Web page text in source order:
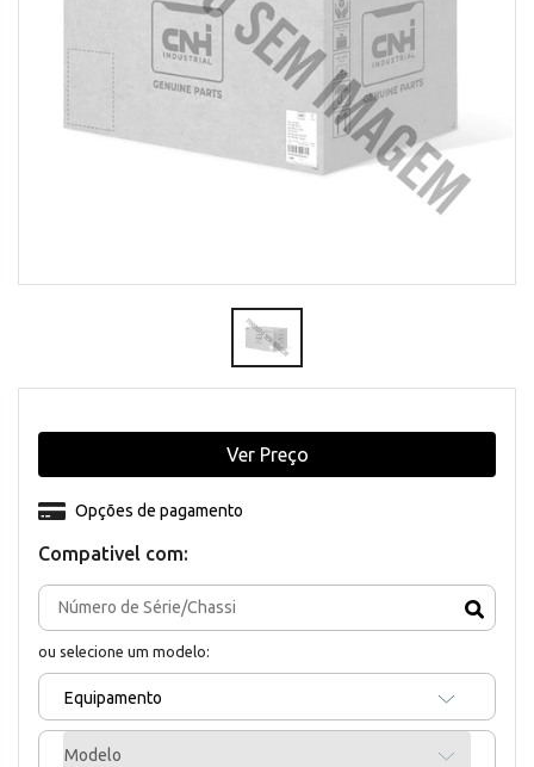
Compativel com:
ou selecione um modelo:
Equipamento
Modelo
Opções de pagamento
Ver Preço